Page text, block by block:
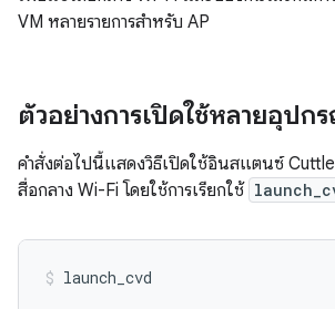
VM หลายรายการสำหรับ AP
ตัวอย่างการเปิดใช้หลายอุปก
คำสั่งต่อไปนี้แสดงวิธีเปิดใช้อินสแตนซ์
สื่อกลาง Wi-Fi โดยใช้การเรียกใช้